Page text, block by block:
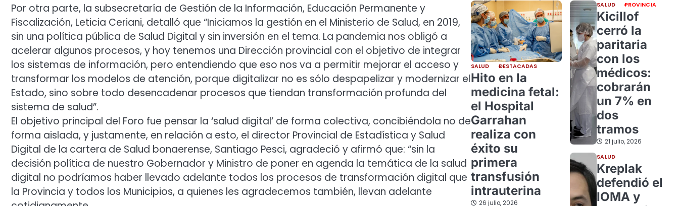
Por otra parte, la subsecretaría de Gestión de la Información, Educación Permanente y
Fiscalización, Leticia Ceriani, detalló que “Iniciamos la gestión en el Ministerio de Salud, en 2019,
sin una política pública de Salud Digital y sin inversión en el tema. La pandemia nos obligó a
acelerar algunos procesos, y hoy tenemos una Dirección provincial con el objetivo de integrar
los sistemas de información, pero entendiendo que eso nos va a permitir mejorar el acceso y
transformar los modelos de atención, porque digitalizar no es sólo despapelizar y modernizar el
Estado, sino sobre todo desencadenar procesos que tiendan transformación profunda del
sistema de salud”.
El objetivo principal del Foro fue pensar la ‘salud digital’ de forma colectiva, concibiéndola no de
forma aislada, y justamente, en relación a esto, el director Provincial de Estadística y Salud
Digital de la cartera de Salud bonaerense, Santiago Pesci, agradeció y afirmó que: “sin la
decisión política de nuestro Gobernador y Ministro de poner en agenda la temática de la salud
digital no podríamos haber llevado adelante todos los procesos de transformación digital que
la Provincia y todos los Municipios, a quienes les agradecemos también, llevan adelante
SALUD DESTACADAS
Hito en la
medicina fetal:
el Hospital
Garrahan
realiza con
éxito su
primera
transfusión
intrauterina
26 julio, 2026
SALUD PROVINCIA
Kicillof
cerró la
paritaria
con los
médicos:
cobrarán
un 7% en
dos
tramos
21 julio, 2026
SALUD
Kreplak
defendió el
IOMA y